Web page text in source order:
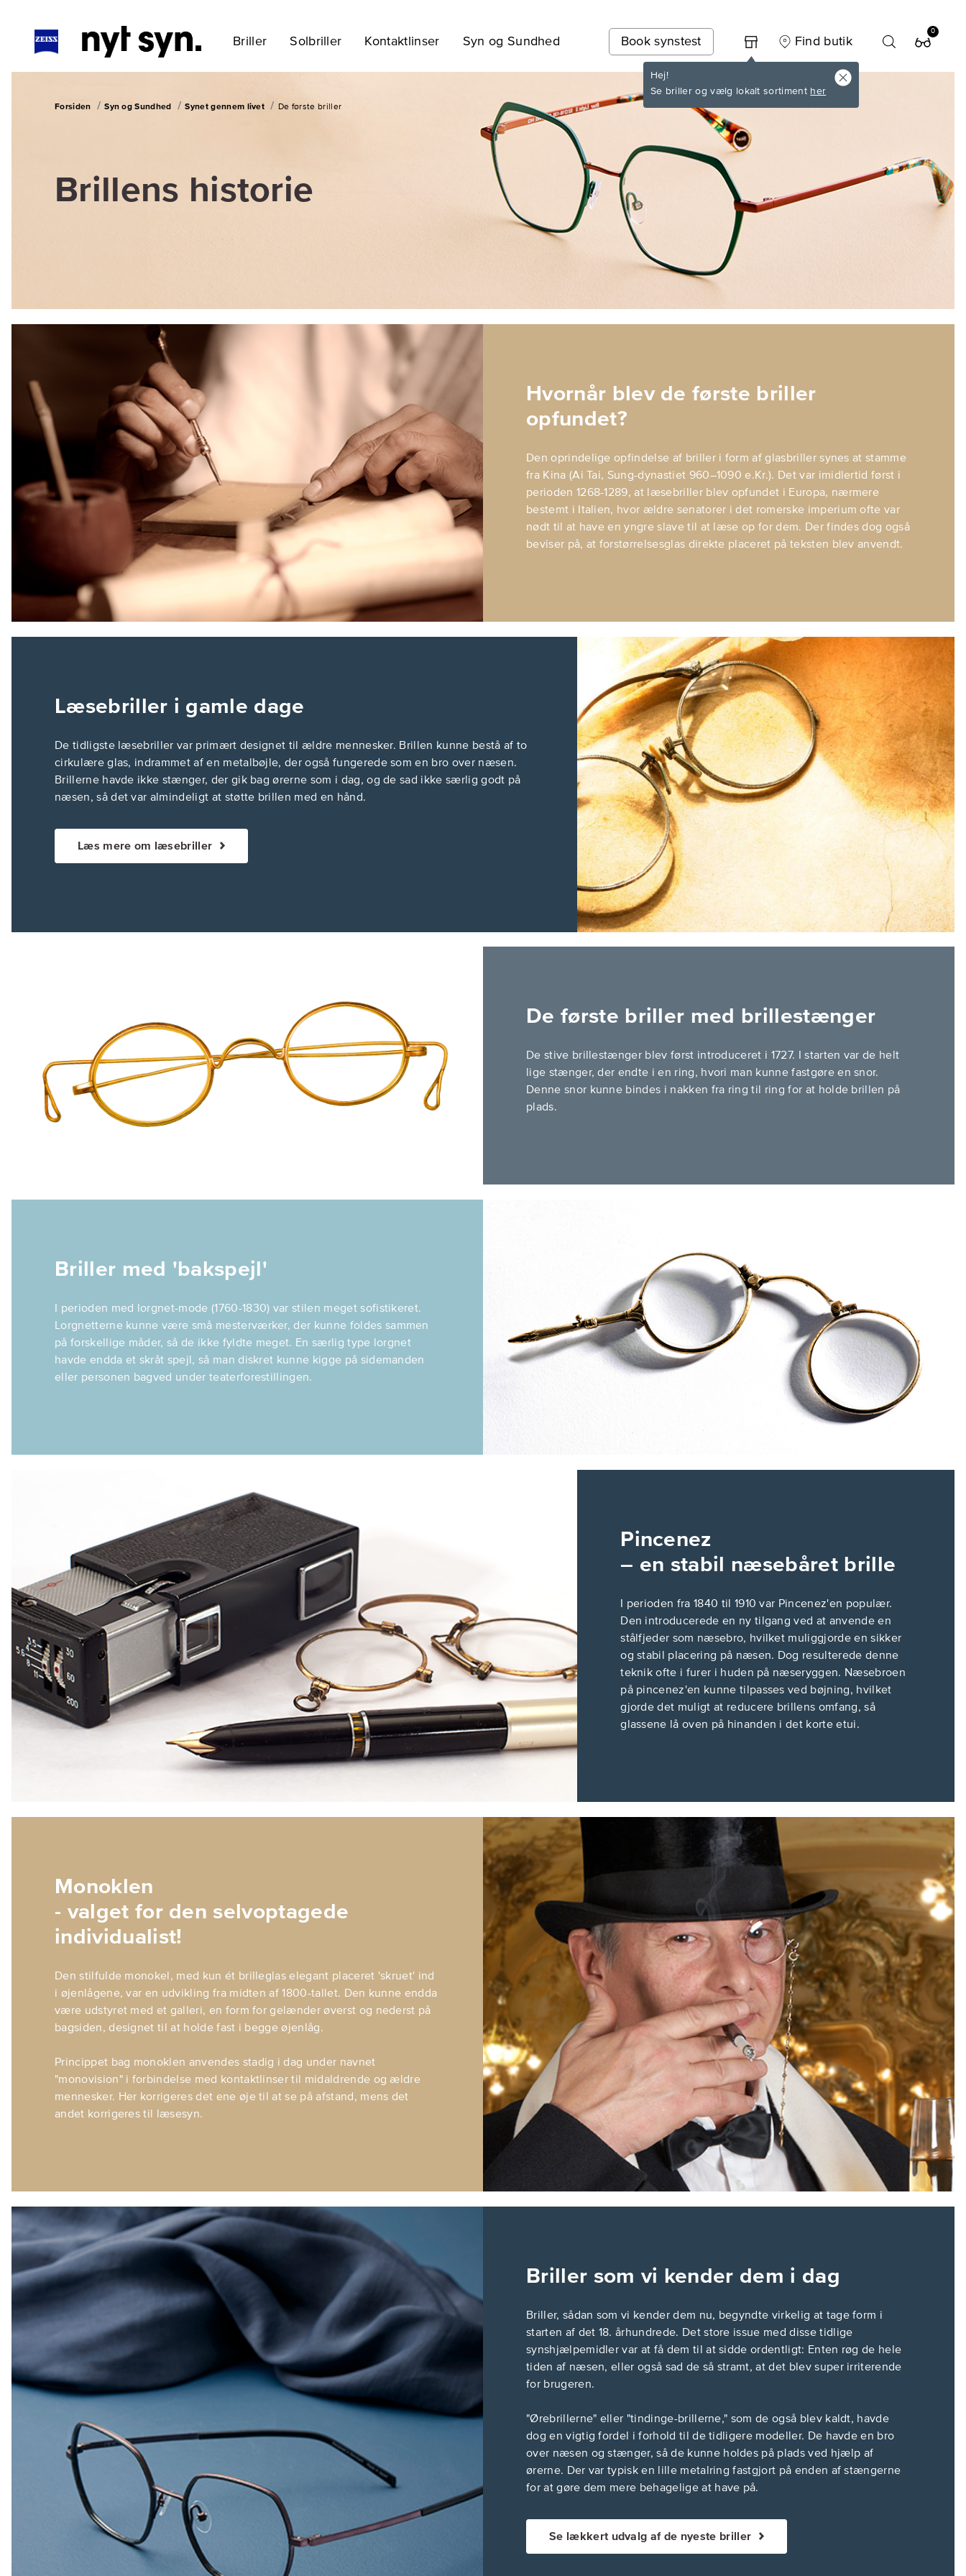
Briller Solbriller Kontaktlinser Syn og Sundhed Book synstest
Hej!
Se briller og vælg lokalt sortiment her
Find butik
0
Forsiden Syn og Sundhed Synet gennem livet De første briller
Brillens historie
Hvornår blev de første briller
opfundet?
Den oprindelige opfindelse af briller i form af glasbriller synes at stamme
fra Kina (Ai Tai, Sung-dynastiet 960–1090 e.Kr.). Det var imidlertid først i
perioden 1268-1289, at læsebriller blev opfundet i Europa, nærmere
bestemt i Italien, hvor ældre senatorer i det romerske imperium ofte var
nødt til at have en yngre slave til at læse op for dem. Der findes dog også
beviser på, at forstørrelsesglas direkte placeret på teksten blev anvendt.
Læsebriller i gamle dage
De tidligste læsebriller var primært designet til ældre mennesker. Brillen kunne bestå af to
cirkulære glas, indrammet af en metalbøjle, der også fungerede som en bro over næsen.
Brillerne havde ikke stænger, der gik bag ørerne som i dag, og de sad ikke særlig godt på
næsen, så det var almindeligt at støtte brillen med en hånd.
Læs mere om læsebriller
De første briller med brillestænger
De stive brillestænger blev først introduceret i 1727. I starten var de helt
lige stænger, der endte i en ring, hvori man kunne fastgøre en snor.
Denne snor kunne bindes i nakken fra ring til ring for at holde brillen på
plads.
Briller med 'bakspejl'
I perioden med lorgnet-mode (1760-1830) var stilen meget sofistikeret.
Lorgnetterne kunne være små mesterværker, der kunne foldes sammen
på forskellige måder, så de ikke fyldte meget. En særlig type lorgnet
havde endda et skråt spejl, så man diskret kunne kigge på sidemanden
eller personen bagved under teaterforestillingen.
Pincenez
– en stabil næsebåret brille
I perioden fra 1840 til 1910 var Pincenez'en populær.
Den introducerede en ny tilgang ved at anvende en
stålfjeder som næsebro, hvilket muliggjorde en sikker
og stabil placering på næsen. Dog resulterede denne
teknik ofte i furer i huden på næseryggen. Næsebroen
på pincenez'en kunne tilpasses ved bøjning, hvilket
gjorde det muligt at reducere brillens omfang, så
glassene lå oven på hinanden i det korte etui.
Monoklen
- valget for den selvoptagede
individualist!
Den stilfulde monokel, med kun ét brilleglas elegant placeret 'skruet' ind
i øjenlågene, var en udvikling fra midten af 1800-tallet. Den kunne endda
være udstyret med et galleri, en form for gelænder øverst og nederst på
bagsiden, designet til at holde fast i begge øjenlåg.
Princippet bag monoklen anvendes stadig i dag under navnet
"monovision" i forbindelse med kontaktlinser til midaldrende og ældre
mennesker. Her korrigeres det ene øje til at se på afstand, mens det
andet korrigeres til læsesyn.
Briller som vi kender dem i dag
Briller, sådan som vi kender dem nu, begyndte virkelig at tage form i
starten af det 18. århundrede. Det store issue med disse tidlige
synshjælpemidler var at få dem til at sidde ordentligt: Enten røg de hele
tiden af næsen, eller også sad de så stramt, at det blev super irriterende
for brugeren.
"Ørebrillerne" eller "tindinge-brillerne," som de også blev kaldt, havde
dog en vigtig fordel i forhold til de tidligere modeller. De havde en bro
over næsen og stænger, så de kunne holdes på plads ved hjælp af
ørerne. Der var typisk en lille metalring fastgjort på enden af stængerne
for at gøre dem mere behagelige at have på.
Se lækkert udvalg af de nyeste briller